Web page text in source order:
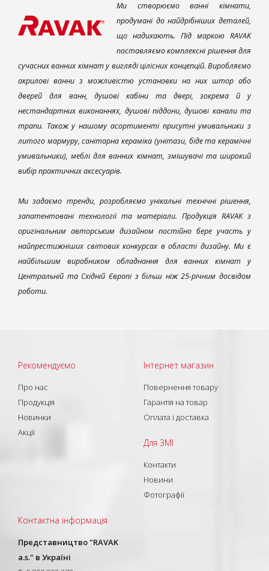
Ми створюємо ванні кімнати,
продумані до найдрібніших деталей,
що надихають. Під маркою RAVAK
поставляємо комплексні рішення для
сучасних ванних кімнат у вигляді цілісних концепцій. Виробляємо
акрилові ванни з можливістю установки на них штор або
дверей для ванн, душові кабіни та двері, зокрема й у
нестандартних виконаннях, душові піддони, душові канали та
трапи. Також у нашому асортименті присутні умивальники з
литого мармуру, санітарна кераміка (унітази, біде та керамічні
умивальники), меблі для ванних кімнат, змішувачі та широкий
вибір практичних аксесуарів.
Ми задаємо тренди, розробляємо унікальні технічні рішення,
запатентовані технології та матеріали. Продукція RAVAK з
оригінальним авторським дизайном постійно бере участь у
найпрестижніших світових конкурсах в області дизайну. Ми є
найбільшим виробником обладнання для ванних кімнат у
Центральній та Східній Європі з більш ніж 25-річним досвідом
роботи.
Рекомендуємо
Про нас
Продукція
Новинки
Акції
Інтернет магазин
Повернення товару
Гарантія на товар
Оплата і доставка
Для ЗМІ
Контакти
Новини
Фотографії
Контактна інформація
Представництво "RAVAK
a.s." в Україні